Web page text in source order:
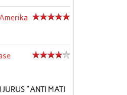
"ANTI MATI